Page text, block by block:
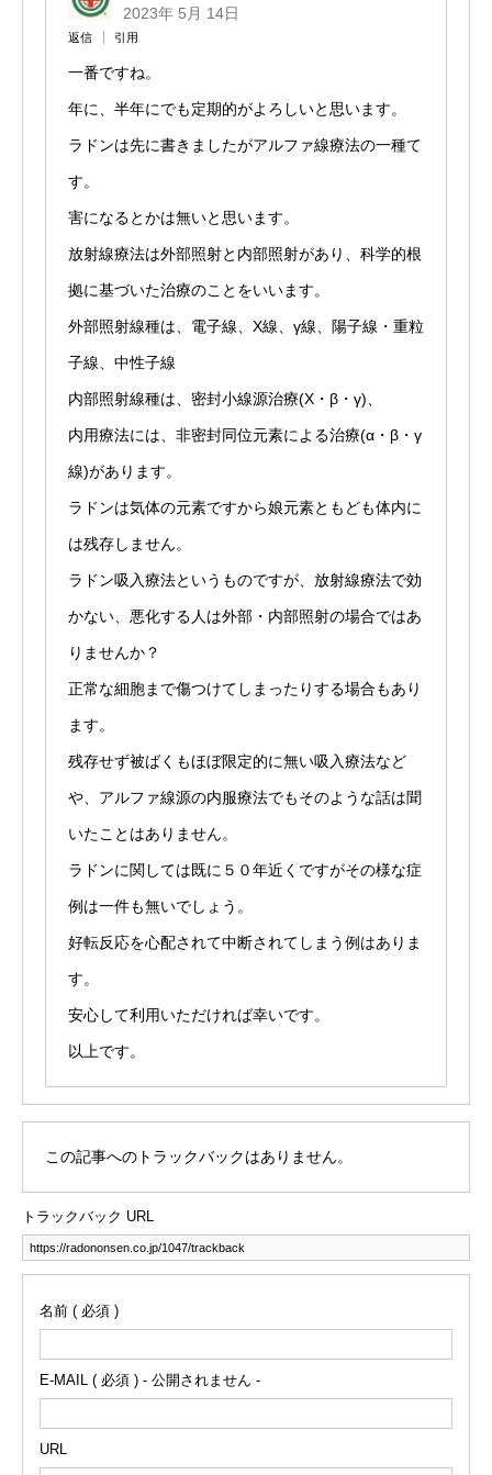
2023年 5月 14日
返信 引用
一番ですね。
年に、半年にでも定期的がよろしいと思います。
ラドンは先に書きましたがアルファ線療法の一種て
す。
害になるとかは無いと思います。
放射線療法は外部照射と内部照射があり、科学的根
拠に基づいた治療のことをいいます。
外部照射線種は、電子線、X線、γ線、陽子線・重粒
子線、中性子線
内部照射線種は、密封小線源治療(X・β・γ)、
内用療法には、非密封同位元素による治療(α・β・γ
線)があります。
ラドンは気体の元素ですから娘元素ともども体内に
は残存しません。
ラドン吸入療法というものですが、放射線療法で効
かない、悪化する人は外部・内部照射の場合ではあ
りませんか？
正常な細胞まで傷つけてしまったりする場合もあり
ます。
残存せず被ばくもほぼ限定的に無い吸入療法など
や、アルファ線源の内服療法でもそのような話は聞
いたことはありません。
ラドンに関しては既に５０年近くですがその様な症
例は一件も無いでしょう。
好転反応を心配されて中断されてしまう例はありま
す。
安心して利用いただければ幸いです。
以上です。
この記事へのトラックバックはありません。
トラックバック URL
名前 ( 必須 )
E-MAIL ( 必須 ) - 公開されません -
URL